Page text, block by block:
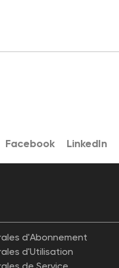
Facebook LinkedIn
d'Abonnement
d'Utilisation